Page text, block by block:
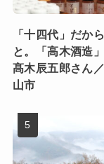
「十四代」だか
と。「高木酒造
髙木辰五郎さん
山市